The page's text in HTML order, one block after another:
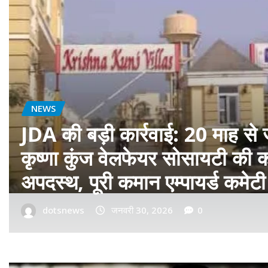
बॉलीवुड
फ़िल्म ‘सागवान’ का प्रीमियर
रीयल सिंघम ने बॉलीवुड में मारी
dotsnews जनवरी 14, 2026 0